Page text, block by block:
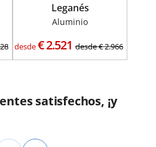
Leganés
Aluminio
desde€2.521 desde€2.966
satisfechos, ¡y